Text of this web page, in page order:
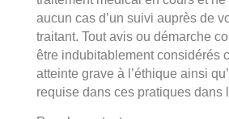
aucun cas d’un suivi auprès de
traitant. Tout avis ou démarche
être indubitablement considérés
atteinte grave à l’éthique ainsi
requise dans ces pratiques dans